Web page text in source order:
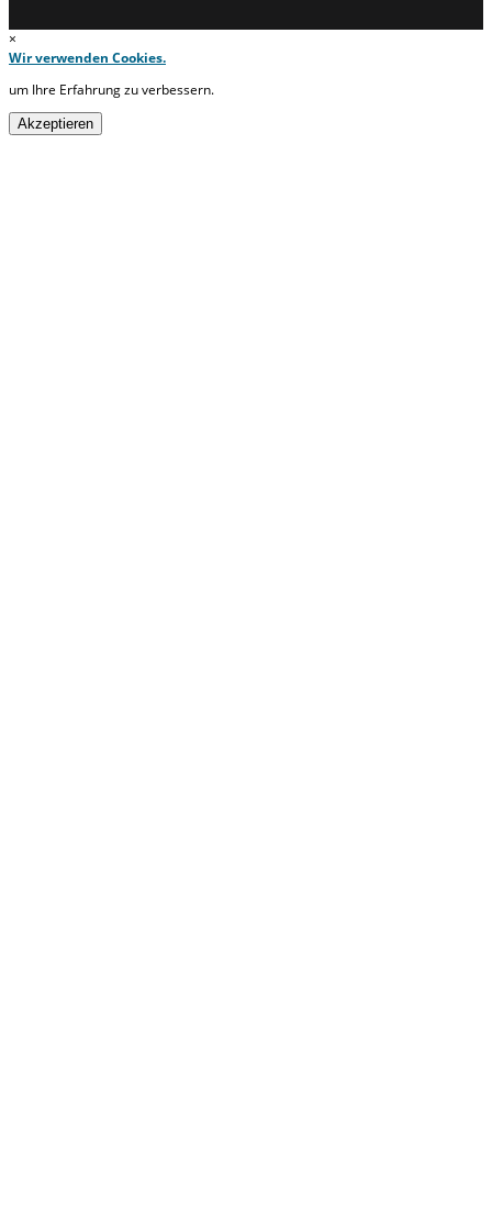
×
Wir verwenden Cookies.
um Ihre Erfahrung zu verbessern.
Akzeptieren